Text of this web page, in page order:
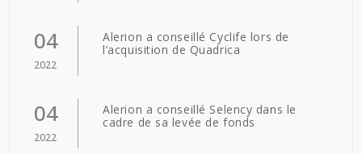
04
2022
Alerion a conseillé Cyclife lors de
l’acquisition de Quadrica
04
2022
Alerion a conseillé Selency dans le
cadre de sa levée de fonds